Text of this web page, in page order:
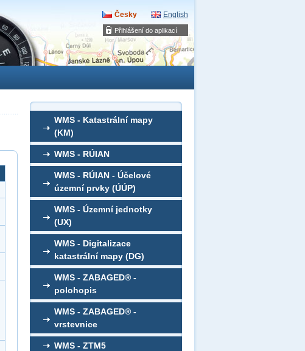
Přihlášení do aplikací
Česky English
WMS - Katastrální mapy
(KM)
WMS - RÚIAN
WMS - RÚIAN - Účelové
územní prvky (ÚÚP)
WMS - Územní jednotky
(UX)
WMS - Digitalizace
katastrální mapy (DG)
WMS - ZABAGED® -
polohopis
WMS - ZABAGED® -
vrstevnice
WMS - ZTM5